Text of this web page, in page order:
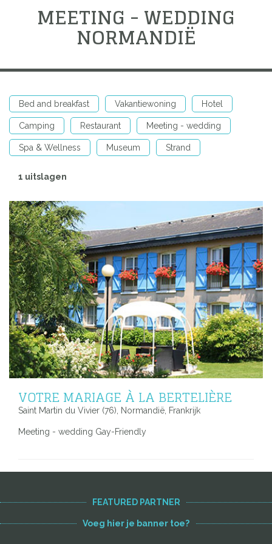
MEETING - WEDDING
NORMANDIË
Bed and breakfast Vakantiewoning Hotel
Camping Restaurant Meeting - wedding
Spa & Wellness Museum Strand
1 uitslagen
VOTRE MARIAGE À LA BERTELIÈRE
Saint Martin du Vivier (76), Normandië, Frankrijk
Meeting - wedding Gay-Friendly
FEATURED PARTNER
Voeg hier je banner toe?